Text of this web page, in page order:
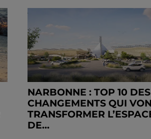
NARBONNE : TOP 10 DES
CHANGEMENTS QUI
TRANSFORMER
DE...